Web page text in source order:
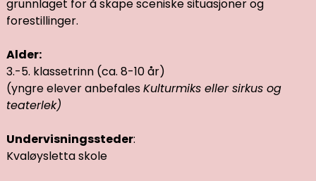
grunnlaget for å skape sceniske situasjoner og
forestillinger.
Alder:
3.-5. klassetrinn (ca. 8-10 år)
(yngre elever anbefalesKulturmiks eller sirkus og
teaterlek)
Undervisningssteder:
Kvaløysletta skole